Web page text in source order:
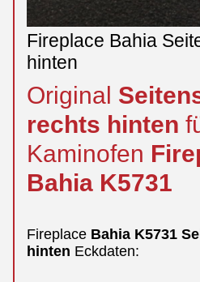
Fireplace Bahia
hinten
Original
rechts hinten
Kaminofen
Bahia K5731
Fireplace Bahia K5731
hinten Eckdaten: